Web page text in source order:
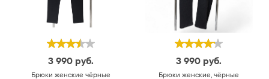
3 990 руб.
Брюки женские чёрные
3 990 руб.
Брюки женские, чёрные